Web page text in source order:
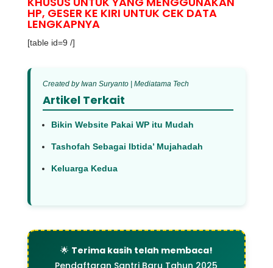
HP, GESER KE KIRI UNTUK CEK DATA
LENGKAPNYA
[table id=9 /]
Created by Iwan Suryanto | Mediatama Tech
Artikel Terkait
Bikin Website Pakai WP itu Mudah
Tashofah Sebagai Ibtida’ Mujahadah
Keluarga Kedua
🌟 Terima kasih telah membaca!